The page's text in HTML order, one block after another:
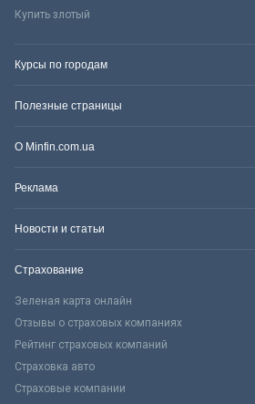
Купить злотый
Курсы по городам
Полезные страницы
О Minfin.com.ua
Реклама
Новости и статьи
Страхование
Зеленая карта онлайн
Отзывы о страховых компаниях
Рейтинг страховых компаний
Страховка авто
Страховые компании